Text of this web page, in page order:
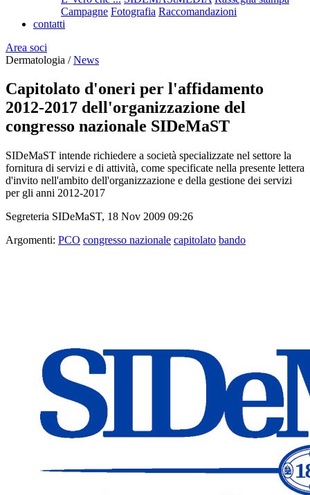
Campagne Fotografia Raccomandazioni
contatti
Area soci
Dermatologia /News
Capitolato d'oneri per l'affidamento
2012-2017 dell'organizzazione del
congresso nazionale SIDeMaST
SIDeMaST intende richiedere a società specializzate nel settore la
fornitura di servizi e di attività, come specificate nella presente lettera
d'invito nell'ambito dell'organizzazione e della gestione dei servizi
per gli anni 2012-2017
Segreteria SIDeMaST, 18 Nov 2009 09:26
Argomenti: PCO congresso nazionale capitolato bando